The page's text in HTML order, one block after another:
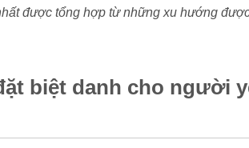
được tổng hợp từ những xu hướng
biệt danh cho người